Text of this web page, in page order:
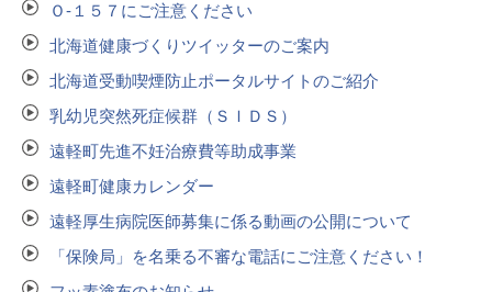
Ｏ‐１５７にご注意ください
北海道健康づくりツイッターのご案内
北海道受動喫煙防止ポータルサイトのご紹介
乳幼児突然死症候群（ＳＩＤＳ）
遠軽町先進不妊治療費等助成事業
遠軽町健康カレンダー
遠軽厚生病院医師募集に係る動画の公開について
「保険局」を名乗る不審な電話にご注意ください！